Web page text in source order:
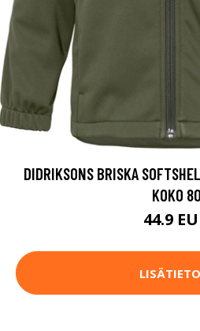
DIDRIKSONS BRISKA
KOKO 80
44.9